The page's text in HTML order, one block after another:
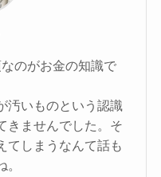
のがお金の知識で
汚いものという認識
きませんでした。そ
てしまうなんて話も